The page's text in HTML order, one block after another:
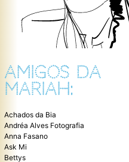
AMIGOS DA
MARIAH:
Achados da Bia
Andréa Alves Fotografia
Anna Fasano
Ask Mi
Bettys